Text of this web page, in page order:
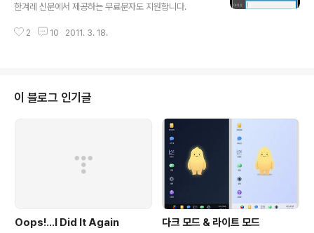
한겨레 신문에서 제공하는 무료문자도 지원합니다.
2 10 2011. 3. 18.
이 블로그 인기글
Oops!…I Did It Again 다크 모드 & 라이트 모드